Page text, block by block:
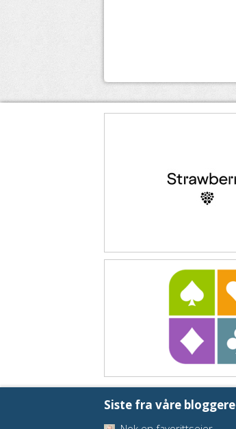
Siste fra våre bloggere